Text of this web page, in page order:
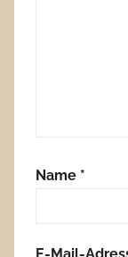
Name *